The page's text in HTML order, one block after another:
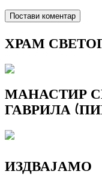
ХРАМ
МАНАСТИР
ГАВРИЛА
ИЗДВАЈАМО